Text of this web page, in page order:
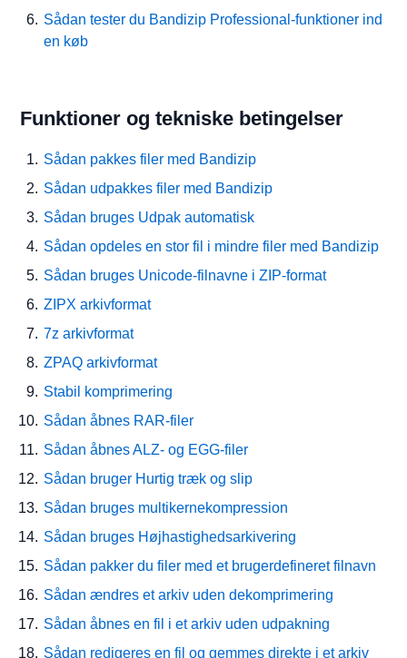
Sådan tester du Bandizip Professional-funktioner ind
en køb
Funktioner og tekniske betingelser
Sådan pakkes filer med Bandizip
Sådan udpakkes filer med Bandizip
Sådan bruges Udpak automatisk
Sådan opdeles en stor fil i mindre filer med Bandizip
Sådan bruges Unicode-filnavne i ZIP-format
ZIPX arkivformat
7z arkivformat
ZPAQ arkivformat
Stabil komprimering
Sådan åbnes RAR-filer
Sådan åbnes ALZ- og EGG-filer
Sådan bruger Hurtig træk og slip
Sådan bruges multikernekompression
Sådan bruges Højhastighedsarkivering
Sådan pakker du filer med et brugerdefineret filnavn
Sådan ændres et arkiv uden dekomprimering
Sådan åbnes en fil i et arkiv uden udpakning
Sådan redigeres en fil og gemmes direkte i et arkiv